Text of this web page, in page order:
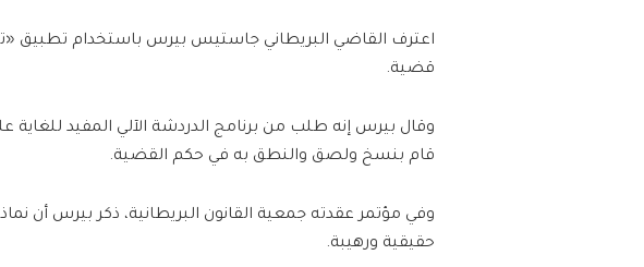
اعترف القاضي البريطاني جاستيس بيرس باستخدام تطبيق
قضية.
وقال بيرس إنه طلب من برنامج الدردشة الآلي المفيد
قام بنسخ ولصق والنطق به في حكم القضية.
وفي مؤتمر عقدته جمعية القانون البريطانية، ذكر بيرس أن
حقيقية ورهيبة.